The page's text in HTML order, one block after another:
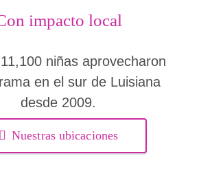
impacto local
niñas aprovecharon
en el sur de Luisiana
desde 2009.
Nuestras ubicaciones